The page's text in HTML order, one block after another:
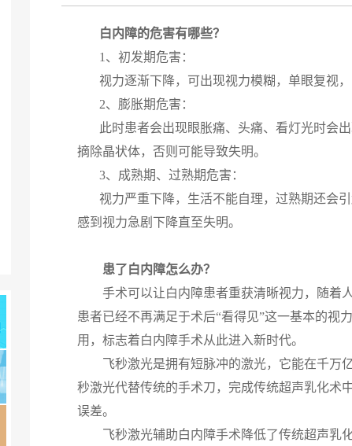
白内障的危害有哪些？
1、初发期危害：
视力逐渐下降，可出现视力模糊，单眼复视
2、膨胀期危害：
此时患者会出现眼胀痛、头痛、看灯光时会
摘除晶状体，否则可能导致失明。
3、成熟期、过熟期危害：
视力严重下降，生活不能自理，过熟期还会
感到视力急剧下降直至失明。
患了白内障怎么办？
手术可以让白内障患者重获清晰视力，随着
患者已经不再满足于术后“看得见”这一基本的视
用，标志着白内障手术从此进入新时代。
飞秒激光是拥有短脉冲的激光，它能在千万
秒激光代替传统的手术刀，完成传统超声乳化术
误差。
飞秒激光辅助白内障手术降低了传统超声乳